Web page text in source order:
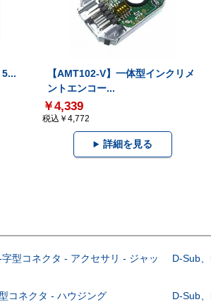
【AMT102-V】一体型インクリメ
ントエンコー...
￥4,339
税込￥4,772
詳細を見る
型コネクタ - アクセサリ - ジャッ
D-Sub
コネクタ - ハウジング
D-Sub